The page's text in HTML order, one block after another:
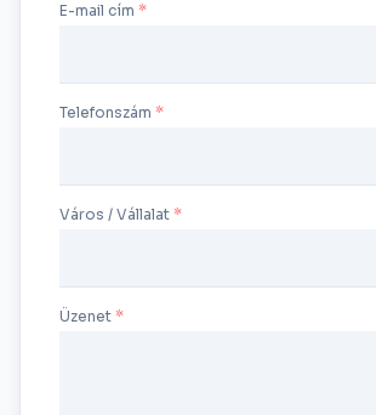
Üzenet
E-mail cím
Telefonszám
Város / Vállalat